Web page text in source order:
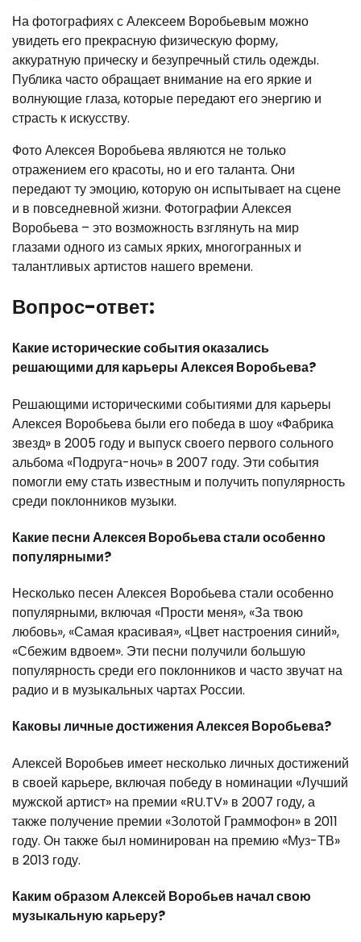
На фотографиях с Алексеем Воробьевым можно
увидеть его прекрасную физическую форму,
аккуратную прическу и безупречный стиль одежды.
Публика часто обращает внимание на его яркие и
волнующие глаза, которые передают его энергию и
страсть к искусству.
Фото Алексея Воробьева являются не только
отражением его красоты, но и его таланта. Они
передают ту эмоцию, которую он испытывает на сцене
и в повседневной жизни. Фотографии Алексея
Воробьева – это возможность взглянуть на мир
глазами одного из самых ярких, многогранных и
талантливых артистов нашего времени.
Вопрос-ответ:
Какие исторические события оказались
решающими для карьеры Алексея Воробьева?
Решающими историческими событиями для карьеры
Алексея Воробьева были его победа в шоу «Фабрика
звезд» в 2005 году и выпуск своего первого сольного
альбома «Подруга-ночь» в 2007 году. Эти события
помогли ему стать известным и получить популярность
среди поклонников музыки.
Какие песни Алексея Воробьева стали особенно
популярными?
Несколько песен Алексея Воробьева стали особенно
популярными, включая «Прости меня», «За твою
любовь», «Самая красивая», «Цвет настроения синий»,
«Сбежим вдвоем». Эти песни получили большую
популярность среди его поклонников и часто звучат на
радио и в музыкальных чартах России.
Каковы личные достижения Алексея Воробьева?
Алексей Воробьев имеет несколько личных достижений
в своей карьере, включая победу в номинации «Лучший
мужской артист» на премии «RU.TV» в 2007 году, а
также получение премии «Золотой Граммофон» в 2011
году. Он также был номинирован на премию «Муз-ТВ»
в 2013 году.
Каким образом Алексей Воробьев начал свою
музыкальную карьеру?